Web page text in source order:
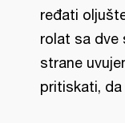
ređati
rolat sa dve
strane
pritiskati, da